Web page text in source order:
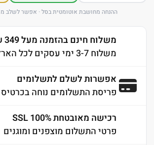
ההנחה מחושבת אוטומטית בסל · אפשר לשלב
משלוח חינם בהזמנה מעל 349 ₪
משלוח 3-7 ימי עסקים לכל הארץ
אפשרות לשלם לתשלומים
פריסת התשלומים נוחה
רכישה מאובטחת 100% SSL
פרטי התשלום מוצפנים ומוגנים